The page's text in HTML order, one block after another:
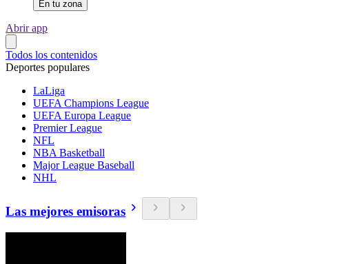
En tu zona
Abrir app
Todos los contenidos
Deportes populares
LaLiga
UEFA Champions League
UEFA Europa League
Premier League
NFL
NBA Basketball
Major League Baseball
NHL
Las mejores emisoras